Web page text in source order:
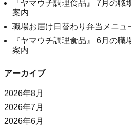
『ヤマウチ調理食品』 7月の
案内
職場お届け日替わり弁当メニュ
『ヤマウチ調理食品』 6月の
案内
アーカイブ
2026年8月
2026年7月
2026年6月